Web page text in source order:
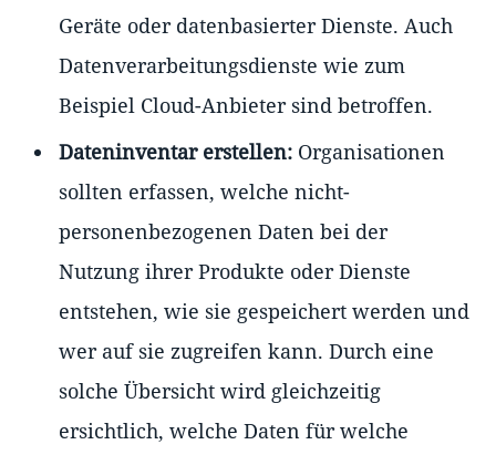
Geräte oder datenbasierter Dienste. Auch
Datenverarbeitungsdienste wie zum
Beispiel Cloud-Anbieter sind betroffen.
Dateninventar erstellen: Organisationen
sollten erfassen, welche nicht-
personenbezogenen Daten bei der
Nutzung ihrer Produkte oder Dienste
entstehen, wie sie gespeichert werden und
wer auf sie zugreifen kann. Durch eine
solche Übersicht wird gleichzeitig
ersichtlich, welche Daten für welche